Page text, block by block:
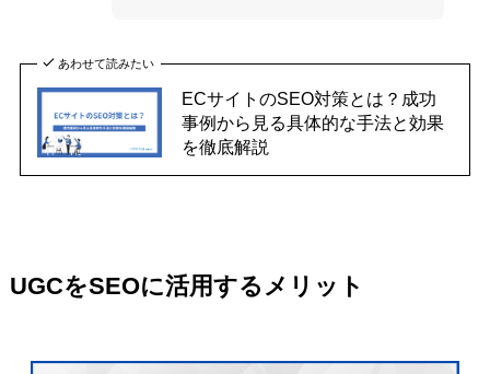
あわせて読みたい
ECサイトのSEO対策とは？成功
事例から見る具体的な手法と効果
を徹底解説
UGCをSEOに活用するメリット